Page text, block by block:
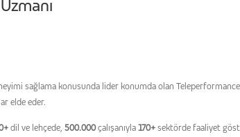
sağlama konusunda lider konumda olan
elde eder.
dil ve lehçede, 500.000çalışanıyla170+sektörde faaliyet